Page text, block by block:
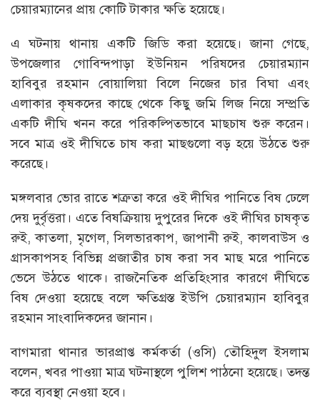
চেয়ারম্যানের প্রায় কোটি টাকার ক্ষতি হয়েছে।
এ ঘটনায় থানায় একটি জিডি করা হয়েছে। জানা গেছে,
উপজেলার গোবিন্দপাড়া ইউনিয়ন পরিষদের চেয়ারম্যান
হাবিবুর রহমান বোয়ালিয়া বিলে নিজের চার বিঘা এবং
এলাকার কৃষকদের কাছে থেকে কিছু জমি লিজ নিয়ে সম্প্রতি
একটি দীঘি খনন করে পরিকল্পিতভাবে মাছচাষ শুরু করেন।
সবে মাত্র ওই দীঘিতে চাষ করা মাছগুলো বড় হয়ে উঠতে শুরু
করেছে।
মঙ্গলবার ভোর রাতে শত্রুতা করে ওই দীঘির পানিতে বিষ ঢেলে
দেয় দুর্বৃত্তরা। এতে বিষক্রিয়ায় দুপুরের দিকে ওই দীঘির চাষকৃত
রুই, কাতলা, মৃগেল, সিলভারকাপ, জাপানী রুই, কালবাউস ও
গ্রাসকাপসহ বিভিন্ন প্রজাতীর চাষ করা সব মাছ মরে পানিতে
ভেসে উঠতে থাকে। রাজনৈতিক প্রতিহিংসার কারণে দীঘিতে
বিষ দেওয়া হয়েছে বলে ক্ষতিগ্রস্ত ইউপি চেয়ারম্যান হাবিবুর
রহমান সাংবাদিকদের জানান।
বাগমারা থানার ভারপ্রাপ্ত কর্মকর্তা (ওসি) তৌহিদুল ইসলাম
বলেন, খবর পাওয়া মাত্র ঘটনাস্থলে পুলিশ পাঠনো হয়েছে। তদন্ত
করে ব্যবস্থা নেওয়া হবে।